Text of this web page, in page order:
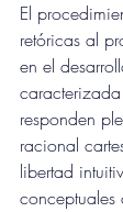
El
retóricas al
en el
responden
racional
libertad
conceptuales